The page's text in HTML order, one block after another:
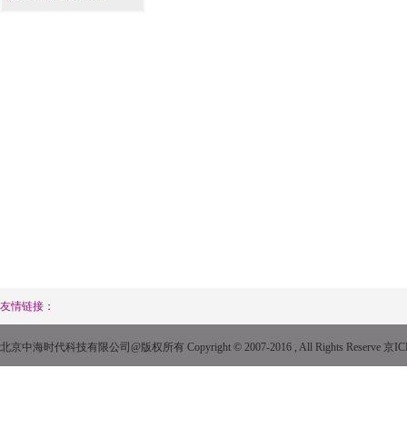
友情链接：
北京中海时代科技有限公司@版权所有 Copyright © 2007-2016 , All Rights Reserve 京